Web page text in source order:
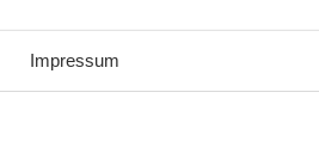
Impressum